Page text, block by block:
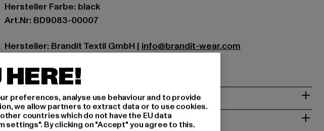
Hersteller Farbe: black
Art.Nr: BD9083-00007
Hersteller: Brandit Textil GmbH | info@brandit-wear.com
GRÖSSE & PASSFORM
PFLEGEHINWEISE
preferences, analyse use behaviour and to provide
we allow partners to extract data or to use cookies.
countries which do not have the EU data
By clicking on "Accept" you agree to this.